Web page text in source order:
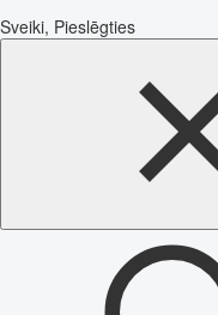
Sveiki, Pieslēgties